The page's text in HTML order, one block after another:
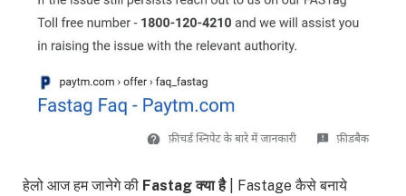
हेलो आज हम जानेगे की Fastag क्या है| Fastage कैसे बनाये